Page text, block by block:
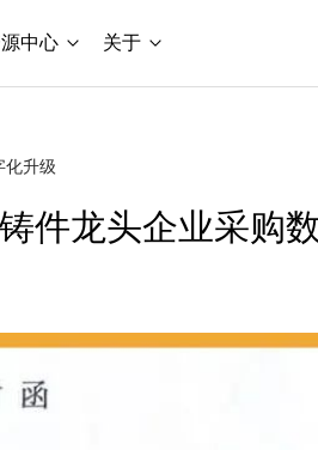
中心 关于
化升级
件龙头企业采购